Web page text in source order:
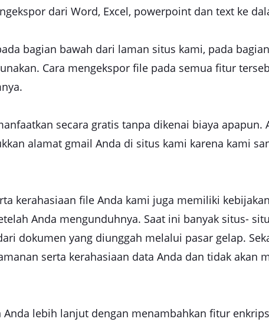
dari Word, Excel, powerpoint dan text ke
bagian bawah dari laman situs kami, pada
Cara mengekspor file pada semua fitur
secara gratis tanpa dikenai biaya
alamat gmail Anda di situs kami karena kami
kerahasiaan file Anda kami juga memiliki
Anda mengunduhnya. Saat ini banyak situs-
dokumen yang diunggah melalui pasar gelap.
serta kerahasiaan data Anda dan tidak akan
lebih lanjut dengan menambahkan fitur